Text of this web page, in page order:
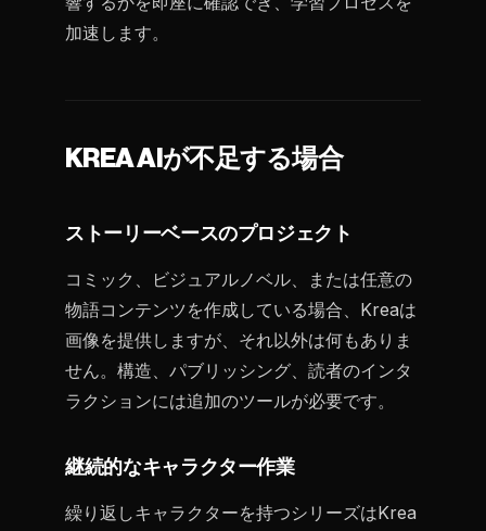
加速します。
KREA AIが不足する場合
ストーリーベースのプロジェクト
コミック、ビジュアルノベル、または任意の
物語コンテンツを作成している場合、Kreaは
画像を提供しますが、それ以外は何もありま
せん。構造、パブリッシング、読者のインタ
ラクションには追加のツールが必要です。
継続的なキャラクター作業
繰り返しキャラクターを持つシリーズはKrea